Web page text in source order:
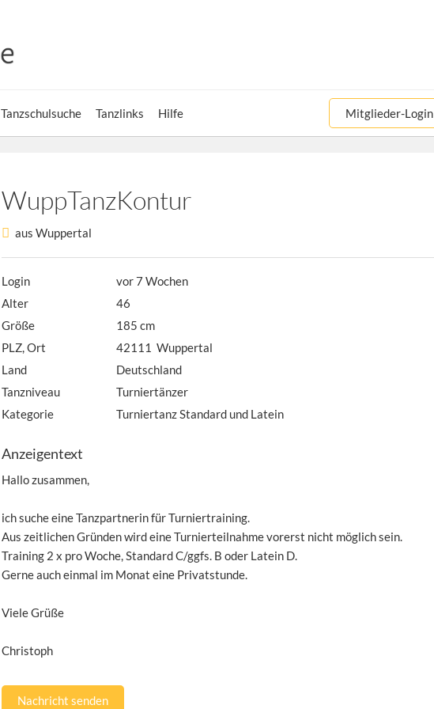
Tanzschulsuche Tanzlinks Hilfe Mitglieder-Login
WuppTanzKontur
aus Wuppertal
Login
vor 7 Wochen
Alter
46
Größe
185 cm
PLZ, Ort
42111 Wuppertal
Land
Deutschland
Tanzniveau
Turniertänzer
Kategorie
Turniertanz Standard und Latein
Anzeigentext
Hallo zusammen,
ich suche eine Tanzpartnerin für Turniertraining.
Aus zeitlichen Gründen wird eine Turnierteilnahme vorerst nicht möglich sein.
Training 2 x pro Woche, Standard C/ggfs. B oder Latein D.
Gerne auch einmal im Monat eine Privatstunde.
Viele Grüße
Christoph
Nachricht senden